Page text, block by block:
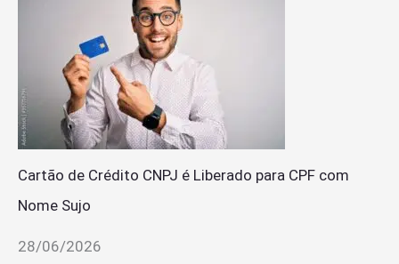
Cartão de Crédito CNPJ é Liberado para CPF com
Nome Sujo
28/06/2026